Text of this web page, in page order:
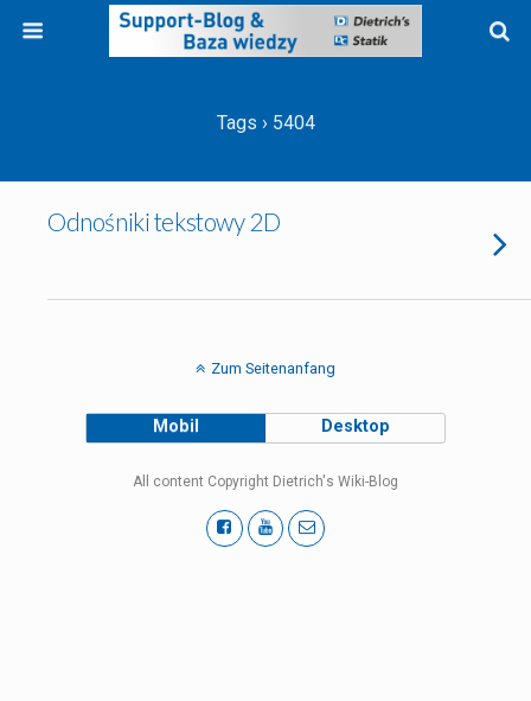
Tags › 5404
Odnośniki tekstowy 2D
Zum Seitenanfang
Mobil Desktop
All content Copyright Dietrich's Wiki-Blog